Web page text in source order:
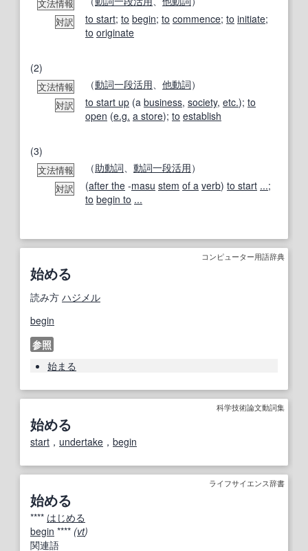
文法情報
対訳 to start; to begin; to commence; to initiate;
to originate
(2)
文法情報 （動詞一段活用 他動詞）
対訳 to start up (a business, society, etc.); to
open (e.g. a store); to establish
(3)
文法情報 （助動詞 動詞一段活用）
対訳 (after the -masu stem of a verb) to start ...;
to begin to ...
コンピューター用語辞典
始める
読み方 ハジメル
begin
参照
始まる
科学技術論文動詞集
始める
start ， undertake ， begin
ライフサイエンス辞書
始める
**** はじめる
begin **** (vt)
関連語